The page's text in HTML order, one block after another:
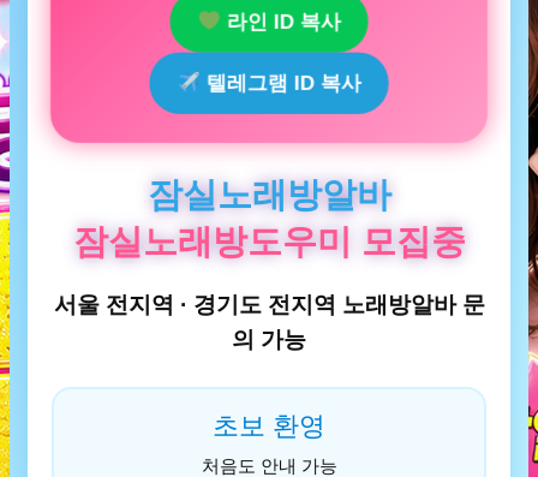
라인 ID 복사
텔레그램 ID 복사
잠실노래방알바
잠실노래방도우미 모집중
서울 전지역 · 경기도 전지역 노래방알바 문
의 가능
초보 환영
처음도 안내 가능